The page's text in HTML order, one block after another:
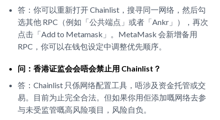
答：你可以重新打开 Chainlist，搜寻同一网络，然后勾
选其他 RPC（例如「公共端点」或者「Ankr」），再次
点击「Add to Metamask」。MetaMask 会新增备用
RPC，你可以在钱包设定中调整优先顺序。
问：香港证监会会唔会禁止用 Chainlist？
答：Chainlist 只係网络配置工具，唔涉及资金托管或交
易。目前为止完全合法。但如果你用佢添加嘅网络去参
与未受监管嘅高风险项目，风险自负。